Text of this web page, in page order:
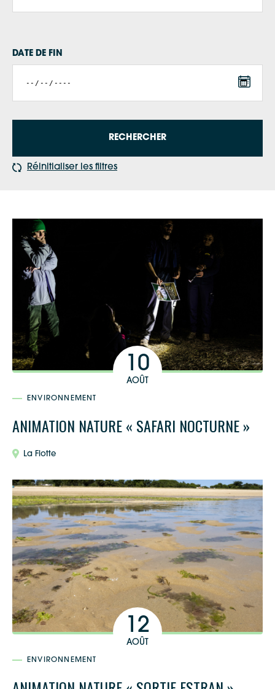
DATE DE FIN
RECHERCHER
Réinitialiser les filtres
10
AOÛT
ENVIRONNEMENT
ANIMATION NATURE « SAFARI NOCTURNE »
La Flotte
12
AOÛT
ENVIRONNEMENT